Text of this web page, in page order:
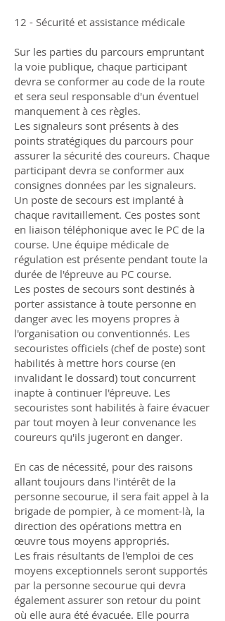
12 - Sécurité et assistance médicale
Sur les parties du parcours empruntant
la voie publique, chaque participant
devra se conformer au code de la route
et sera seul responsable d'un éventuel
manquement à ces règles.
Les signaleurs sont présents à des
points stratégiques du parcours pour
assurer la sécurité des coureurs. Chaque
participant devra se conformer aux
consignes données par les signaleurs.
Un poste de secours est implanté à
chaque ravitaillement. Ces postes sont
en liaison téléphonique avec le PC de la
course. Une équipe médicale de
régulation est présente pendant toute la
durée de l'épreuve au PC course.
Les postes de secours sont destinés à
porter assistance à toute personne en
danger avec les moyens propres à
l'organisation ou conventionnés. Les
secouristes officiels (chef de poste) sont
habilités à mettre hors course (en
invalidant le dossard) tout concurrent
inapte à continuer l'épreuve. Les
secouristes sont habilités à faire évacuer
par tout moyen à leur convenance les
coureurs qu'ils jugeront en danger.
En cas de nécessité, pour des raisons
allant toujours dans l'intérêt de la
personne secourue, il sera fait appel à la
brigade de pompier, à ce moment-là, la
direction des opérations mettra en
œuvre tous moyens appropriés.
Les frais résultants de l'emploi de ces
moyens exceptionnels seront supportés
par la personne secourue qui devra
également assurer son retour du point
où elle aura été évacuée. Elle pourra